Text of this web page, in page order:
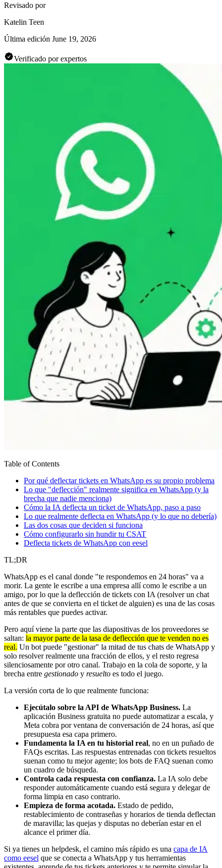
Revisado por
Katelin Teen
Última edición June 19, 2026
Verificado por expertos
Table of Contents
Por qué deflectar tickets en WhatsApp es su propio problema
Lo que "deflección" realmente significa en WhatsApp (y la
brecha que nadie menciona)
Cómo la IA deflecta un ticket de WhatsApp, paso a paso
Lo que realmente deflecta en WhatsApp (y lo que no debería)
Las dos cosas que deciden si funciona
Cómo configurarlo sin hundir tu CSAT
Deflecta tickets de WhatsApp con eesel
TL;DR
WhatsApp es el canal donde "te respondemos en 24 horas" va a
morir. La gente le escribe a una empresa allí como le escribe a un
amigo, por lo que la deflección de tickets con IA (resolver un chat
antes de que se convierta en el ticket de alguien) es una de las cosas
más rentables que puedes activar.
Pero aquí viene la parte que las diapositivas de los proveedores se
saltan: la mayor parte de la tasa de deflección que te venden no es
real. Un bot puede "gestionar" la mitad de tus chats de WhatsApp y
solo resolver realmente una fracción de ellos, y el resto regresa
silenciosamente por otro canal. Trabajo en la cola de soporte, y la
brecha entre gestionado y resuelto es todo el juego.
La versión corta de lo que realmente funciona:
Ejecútalo sobre la API de WhatsApp Business. La
aplicación Business gratuita no puede automatizar a escala, y
Meta cobra por ventana de conversación de 24 horas, así que
presupuesta esa capa primero.
Fundamenta la IA en tu historial real, no en un puñado de
FAQs escritas. Las respuestas entrenadas con tickets resueltos
suenan como tu mejor agente; los bots de FAQ suenan como
un cuadro de búsqueda.
Controla cada respuesta con confianza. La IA solo debe
responder automáticamente cuando está segura y delegar de
forma limpia en caso contrario.
Empieza de forma acotada. Estado de pedido,
restablecimiento de contraseñas y horarios de tienda deflectan
de maravilla; las quejas y disputas no deberían estar en el
alcance el primer día.
Si ya tienes un helpdesk, el camino más rápido es una capa de IA
como eesel que se conecta a WhatsApp y tus herramientas